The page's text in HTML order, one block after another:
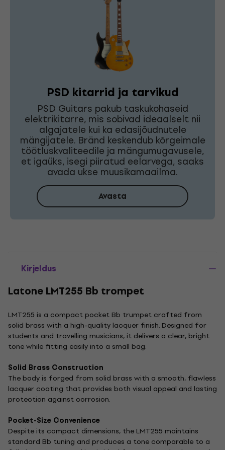
PSD kitarrid ja tarvikud
PSD Guitars pakub taskukohaseid
elektrikitarre, mis sobivad ideaalselt nii
algajatele kui ka edasijõudnutele
mängijatele. Bränd keskendub kõrgeimale
töötluskvaliteedile ja mängumugavusele,
et igaüks, isegi piiratud eelarvega, saaks
avada ukse muusikamaailma.
Avasta
Kirjeldus
Latone LMT255 Bb trompet
LMT255 is a compact pocket Bb trumpet crafted from
solid brass with a high-quality lacquer finish. Designed for
students and travelling musicians, it delivers a clear, bright
tone while fitting easily into a small bag.
Solid Brass Construction
The body is forged from solid brass with a smooth, flawless
lacquer coating that provides both visual appeal and lasting
protection against corrosion.
Pocket-Size Convenience
Despite its compact dimensions, the LMT255 maintains
standard Bb tuning and produces a tone comparable to a